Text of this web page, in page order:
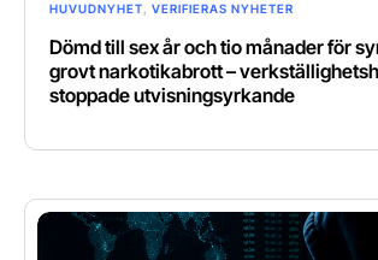
HUVUDNYHET
VERIFIERAS NYHETER
Dömd till sex år och tio månader för
grovt narkotikabrott –
stoppade utvisningsyrkande